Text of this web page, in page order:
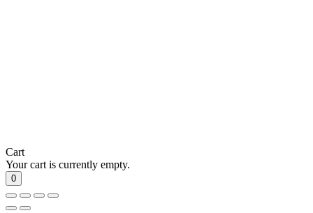
Cart
Your cart is currently empty.
0